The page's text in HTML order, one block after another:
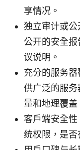
享情况。
独立审计或公
公开的安全
议说明。
充分的服务
供广泛的服
量和地理覆盖
客户端安全
统权限，是否